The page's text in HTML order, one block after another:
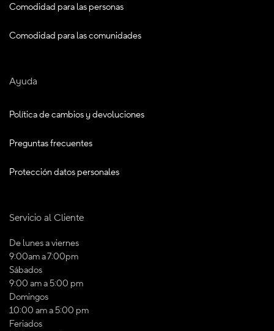
Comodidad para las personas
Comodidad para las comunidades
Ayuda
Política de cambios y devoluciones
Preguntas frecuentes
Protección datos personales
Servicio al Cliente
De lunes a viernes
9:00am a 7:00pm
Sábados
9:00 am a 5:00 pm
Domingos
10:00 am a 5:00 pm
Feriados